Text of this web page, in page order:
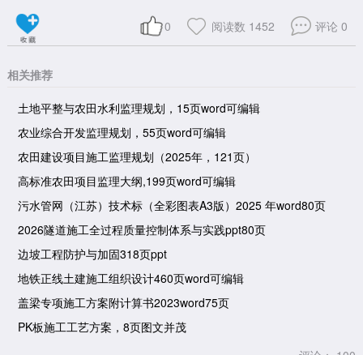
评论0
阅读数 1452
0
相关推荐
土地平整与农田水利监理规划，15页word可编辑
农业综合开发监理规划，55页word可编辑
农田建设项目施工监理规划（2025年，121页）
高标准农田项目监理大纲,199页word可编辑
污水管网（江苏）技术标（全彩图表A3版）2025 年word80页
2026隧道施工全过程质量控制体系与实践ppt80页
边坡工程防护与加固318页ppt
地铁正线土建施工组织设计460页word可编辑
盖梁专项施工方案附计算书2023word75页
PK板施工工艺方案，8页图文并茂